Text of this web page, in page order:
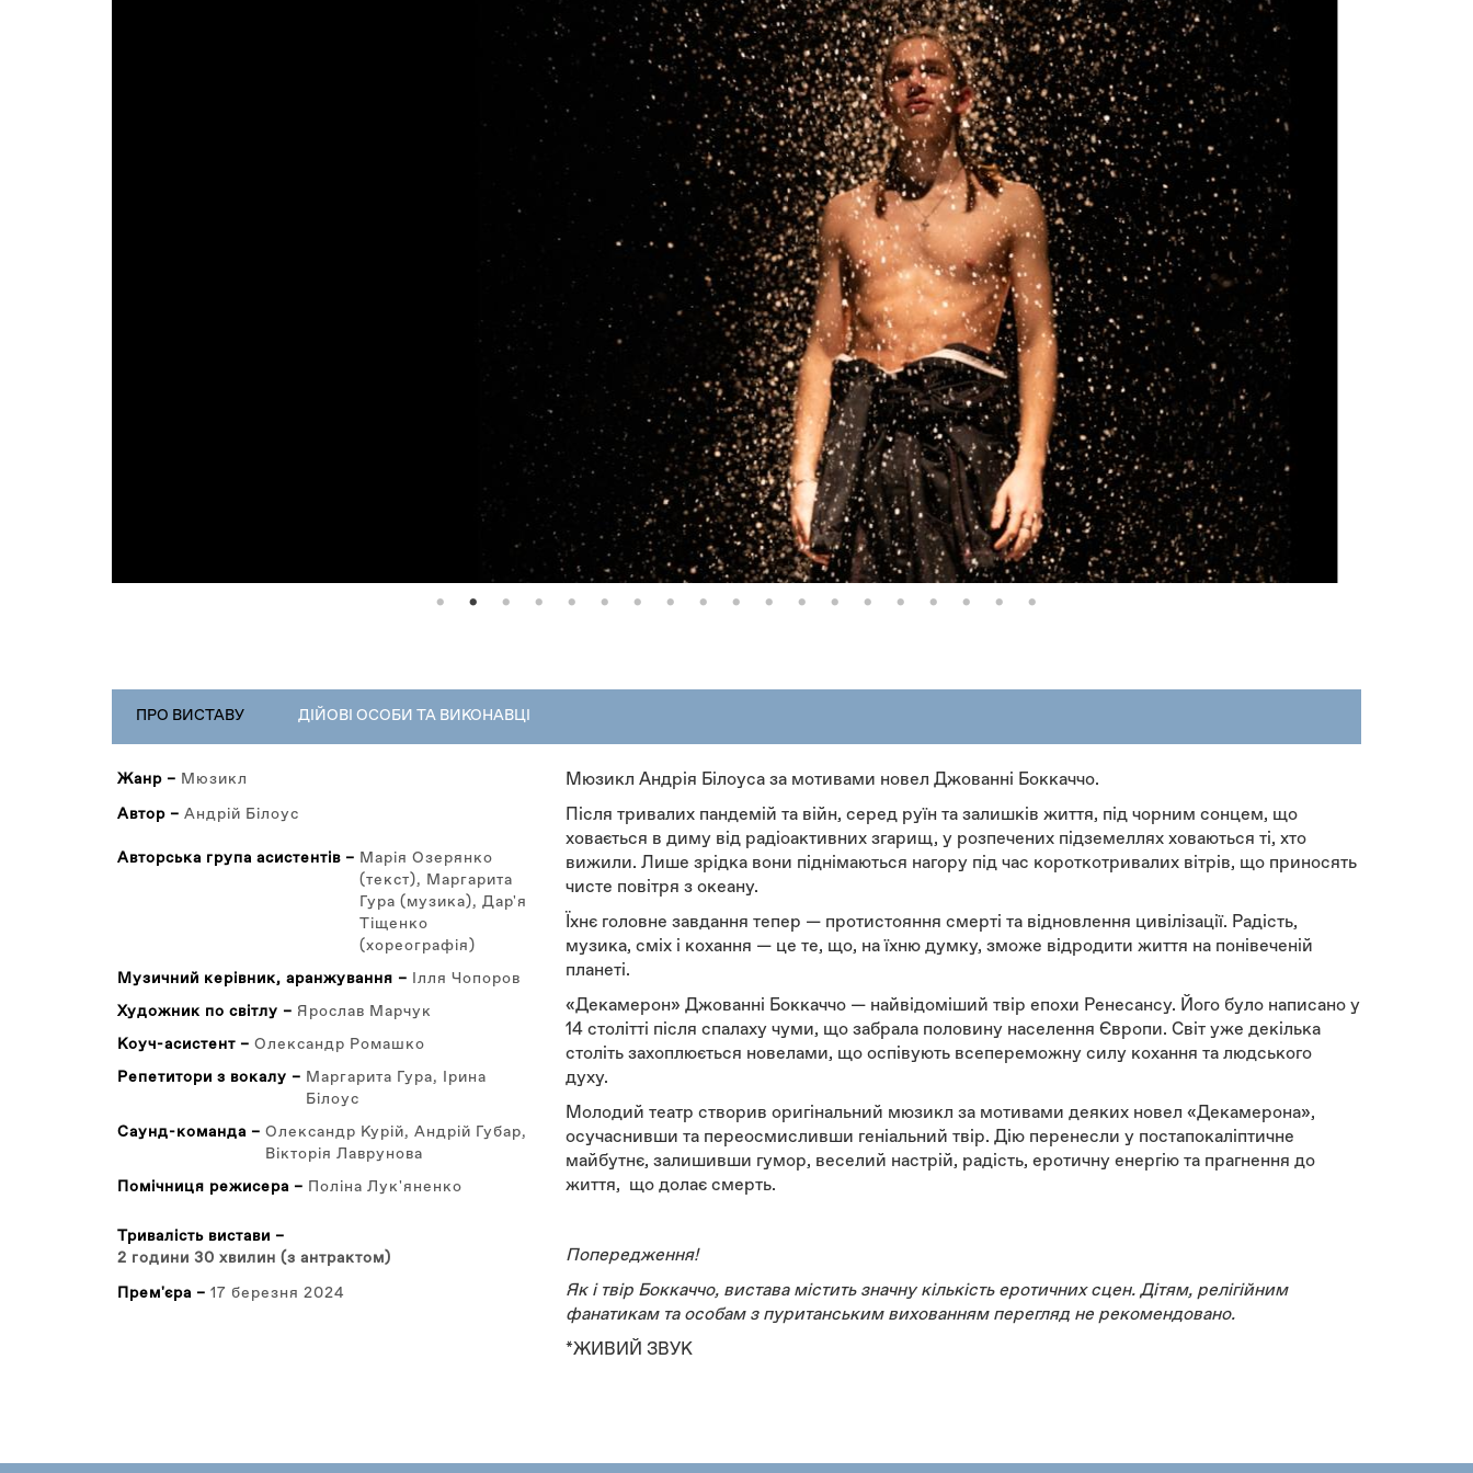
РЕПЕРТУАР
ПРО ВИСТАВУ (АКТИВНАДІЙОВІ ОСОБИ ТА ВИКОНАВЦІ
Жанр – Мюзикл
Автор – Андрій Білоус
Авторська група асистентів – Марія Озерянко
(текст), Маргарита
Гура (музика), Дар'я
Тіщенко
(хореографія)
Музичний керівник, аранжування – Ілля Чопоров
Художник по світлу – Ярослав Марчук
Коуч-асистент – Олександр Ромашко
Репетитори з вокалу – Маргарита Гура, Ірина
Білоус
Саунд-команда – Олександр Курій, Андрій Губар,
Вікторія Лаврунова
Помічниця режисера – Поліна Лук'яненко
Тривалість вистави –
2 години 30 хвилин (з антрактом)
Прем'єра – 17 березня 2024
Мюзикл Андрія Білоуса за мотивами новел Джованні Боккаччо.
Після тривалих пандемій та війн, серед руїн та залишків життя, під чорним сонцем, що
ховається в диму від радіоактивних згарищ, у розпечених підземеллях ховаються ті, хто
вижили. Лише зрідка вони піднімаються нагору під час короткотривалих вітрів, що приносять
чисте повітря з океану.
Їхнє головне завдання тепер — протистояння смерті та відновлення цивілізації. Радість,
музика, сміх і кохання — це те, що, на їхню думку, зможе відродити життя на понівеченій
планеті.
«Декамерон» Джованні Боккаччо — найвідоміший твір епохи Ренесансу. Його було написано у
14 столітті після спалаху чуми, що забрала половину населення Європи. Світ уже декілька
століть захоплюється новелами, що оспівують всепереможну силу кохання та людського
духу.
Молодий театр створив оригінальний мюзикл за мотивами деяких новел «Декамерона»,
осучаснивши та переосмисливши геніальний твір. Дію перенесли у постапокаліптичне
майбутнє, залишивши гумор, веселий настрій, радість, еротичну енергію та прагнення до
життя, що долає смерть.
Попередження!
Як і твір Боккаччо, вистава містить значну кількість еротичних сцен. Дітям, релігійним
фанатикам та особам з пуританським вихованням перегляд не рекомендовано.
*ЖИВИЙ ЗВУК